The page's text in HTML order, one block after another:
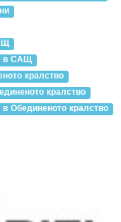
в САЩ
кралство
кралство
Обединеното кралство